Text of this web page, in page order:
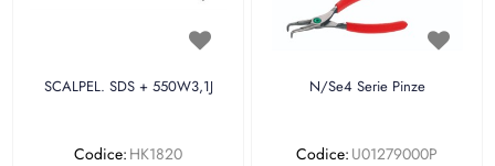
SCALPEL. SDS + 550W3,1J
Codice: HK1820
N/Se4 Serie Pinze
Codice: U01279000P